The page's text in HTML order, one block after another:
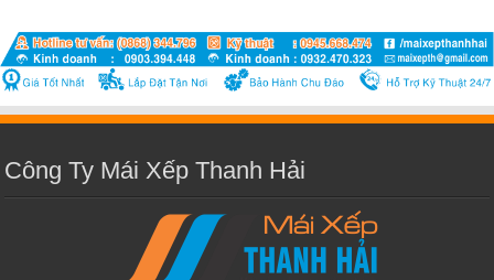
Công Ty Mái Xếp Thanh Hải